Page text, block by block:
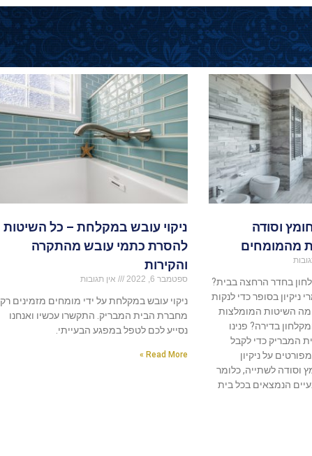
וסודה
מהמומחים
בחדר הרחצה בבית?
ניקיון בסופר כדי לנקות
מה השיטות המומלצות
בדירה? פנינו
המבריק כדי לקבל
על ניקיון
וסודה לשתייה, כלומר
הנמצאים בכל בית
ניקוי עובש במקלחת – כל השיטות
להסרת כתמי עובש מהתקרה
והקירות
ספטמבר 6, 2022 אין תגובות
ניקוי עובש במקלחת על ידי מומחים מזמינים רק
מחברת הבית המבריק. התקשרו עכשיו ואנחנו
נסייע לכם לטפל במפגע הבעייתי.
Read More »